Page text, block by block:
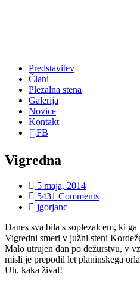
Predstavitev
Člani
Plezalna stena
Galerija
Novice
Kontakt
FB
Vigredna
5 maja, 2014
5431 Comments
jgorjanc
Danes sva bila s soplezalcem, ki
Vigredni smeri v južni steni
Malo utrujen dan po dežurstvu, v
misli je prepodil let planinskega
Uh, kaka žival!